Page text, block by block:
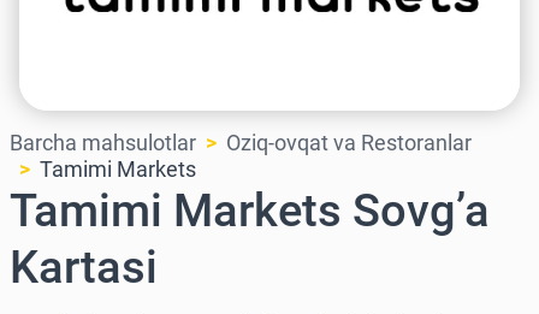
Barcha mahsulotlar
Oziq-ovqat va Restoranlar
Tamimi Markets
Tamimi Markets Sovg’a
Kartasi